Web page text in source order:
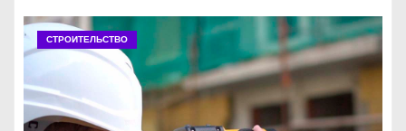
СТРОИТЕЛЬСТВО